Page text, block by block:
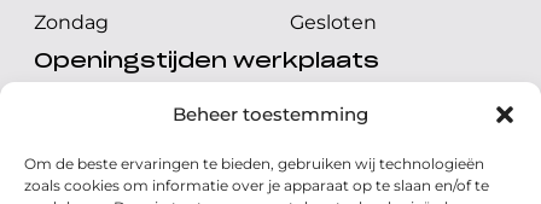
Beheer toestemming
Om de beste ervaringen te bieden, gebruiken wij technologieën
zoals cookies om informatie over je apparaat op te slaan en/of te
Zondag
Gesloten
Openingstijden werkplaats
Maandag t/m vrijdag
08.00 tot 17.00 uur
Zondag
Gesloten